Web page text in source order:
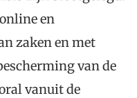
en
zaken en met
van de
vanuit de